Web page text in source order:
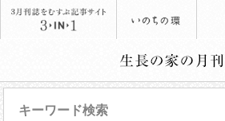
キーワード検索